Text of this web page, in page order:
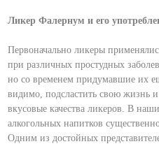
Ликер Фалернум и его
Первоначально ликеры
при различных простудных
но со временем придумавшие их
видимо, подсластить свою жизнь
вкусовые качества ликеров. В
алкогольных напитков
Одним из достойных